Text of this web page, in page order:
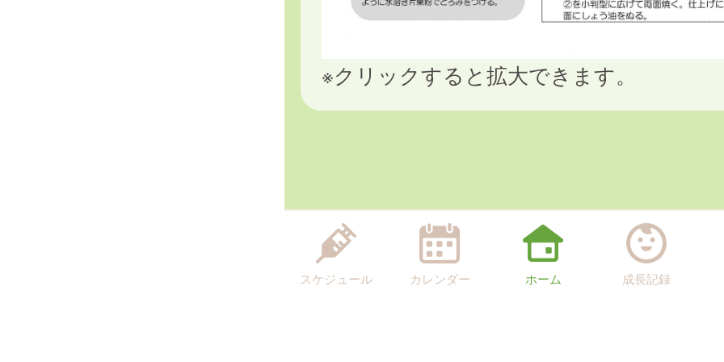
※クリックすると拡大できます。
スケジュール カレンダー ホーム 成長記録